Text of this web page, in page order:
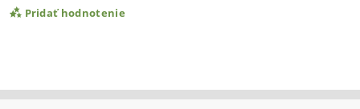
Pridať hodnotenie